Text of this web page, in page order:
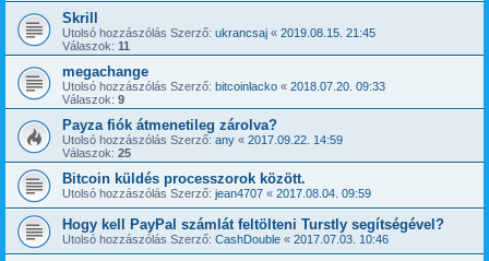
Skrill
Utolsó hozzászólás Szerző: ukrancsaj « 2019.08.15. 21:45
Válaszok: 11
megachange
Utolsó hozzászólás Szerző: bitcoinlacko « 2018.07.20. 09:33
Válaszok: 9
Payza fiók átmenetileg zárolva?
Utolsó hozzászólás Szerző: any « 2017.09.22. 14:59
Válaszok: 25
Bitcoin küldés processzorok között.
Utolsó hozzászólás Szerző: jean4707 « 2017.08.04. 09:59
Hogy kell PayPal számlát feltölteni Turstly segítségével?
Utolsó hozzászólás Szerző: CashDouble « 2017.07.03. 10:46